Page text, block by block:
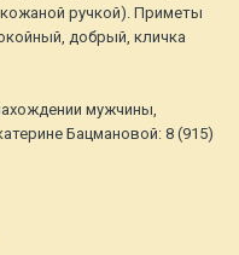
ручкой). Приметы
добрый, кличка
мужчины,
Бацмановой: 8 (915)